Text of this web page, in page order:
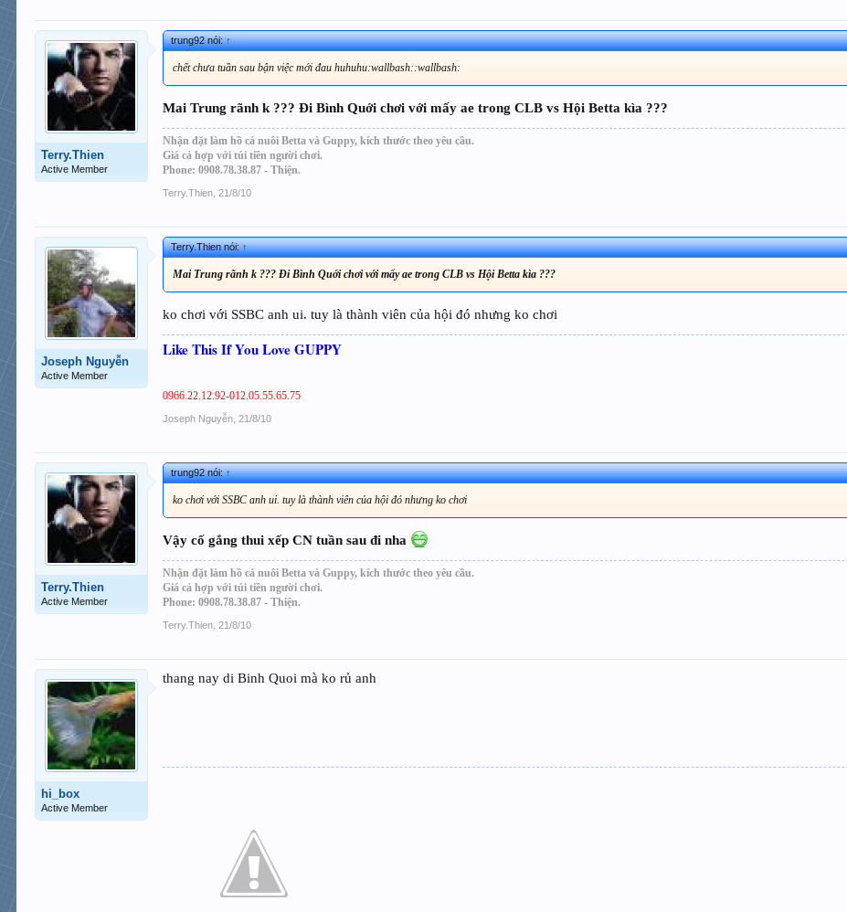
Terry.Thien
Active Member
trung92 nói:↑
chết chưa tuần sau bận việc mới đau huhuhu:wallbash::wallbash:
Mai Trung rãnh k ??? Đi Bình Quới chơi với mấy ae trong CLB vs Hội Betta kìa ???
Nhận đặt làm hồ cá nuôi Betta và Guppy, kích thước theo yêu cầu.
Giá cả hợp với túi tiền người chơi.
Phone: 0908.78.38.87 - Thiện.
Terry.Thien 21/8/10
Joseph Nguyễn
Active Member
Terry.Thien nói:↑
Mai Trung rãnh k ??? Đi Bình Quới chơi với mấy ae trong CLB vs Hội Betta kìa ???
ko chơi với SSBC anh ui. tuy là thành viên của hội đó nhưng ko chơi
Like This If You Love GUPPY
0966.22.12.92-012.05.55.65.75
Joseph Nguyễn 21/8/10
Terry.Thien
Active Member
trung92 nói:↑
ko chơi với SSBC anh ui. tuy là thành viên của hội đó nhưng ko chơi
Vậy cố gắng thui xếp CN tuần sau đi nha
Nhận đặt làm hồ cá nuôi Betta và Guppy, kích thước theo yêu cầu.
Giá cả hợp với túi tiền người chơi.
Phone: 0908.78.38.87 - Thiện.
Terry.Thien 21/8/10
hi_box
Active Member
thang nay di Binh Quoi mà ko rủ anh